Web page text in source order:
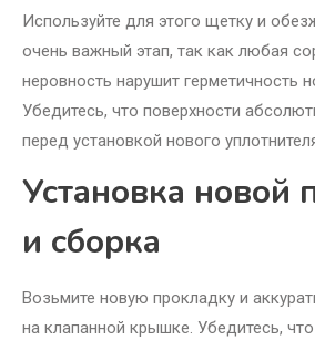
Используйте для этого щетку и
очень важный этап, так как любая
неровность нарушит герметичность
Убедитесь, что поверхности
перед установкой нового
Установка новой
и сборка
Возьмите новую прокладку и
на клапанной крышке. Убедитесь,